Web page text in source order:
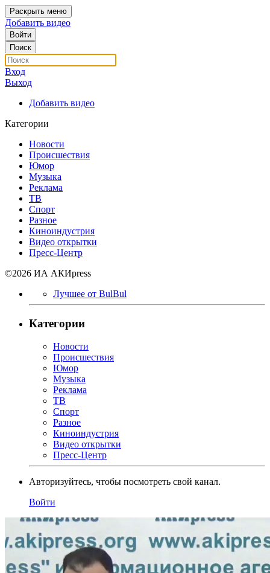
Раскрыть меню
Добавить видео
Войти
Поиск
Вход
Выход
Добавить видео
Категории
Новости
Происшествия
Юмор
Музыка
Реклама
ТВ
Спорт
Разное
Киноиндустрия
Видео открытки
Пресс-Центр
©2026 ИА АКИpress
Лучшее от BulBul
Категории
Новости
Происшествия
Юмор
Музыка
Реклама
ТВ
Спорт
Разное
Киноиндустрия
Видео открытки
Пресс-Центр
Авторизуйтесь, чтобы посмотреть свой канал.
Войти